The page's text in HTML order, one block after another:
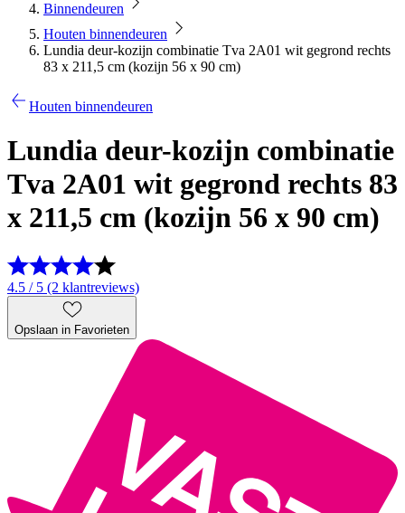
Binnendeuren
Houten binnendeuren
Lundia deur-kozijn combinatie Tva 2A01 wit gegrond rechts
83 x 211,5 cm (kozijn 56 x 90 cm)
Houten binnendeuren
Lundia deur-kozijn combinatie
Tva 2A01 wit gegrond rechts 83
x 211,5 cm (kozijn 56 x 90 cm)
4.5 / 5 (2 klantreviews)
Opslaan in Favorieten